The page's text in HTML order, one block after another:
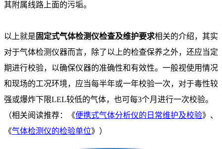
其附属线路上面的污垢。
以上就是 固定式气体检测仪检查及维护要求相关的介绍，其实
对于气体检测仪器而言，除了以上的检查保养之外，还应当定
期进行校验，以确保仪器的准确性和有效性。一般视使用情况
和现场的工况环境，应当每半年或一年校验一次，对于毒性较
强或爆炸下限LEL较低的气体，也可每3个月进行一次校验。
（相关阅读推荐：《便携式气体分析仪的日常维护及校验》、
《气体检测仪的检验单位》）